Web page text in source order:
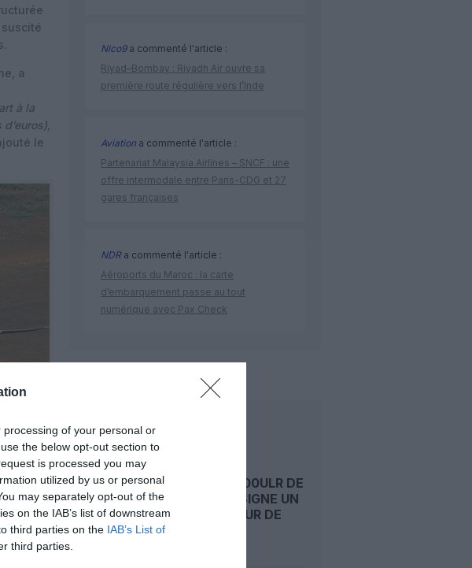
of your personal or
the below opt-out section to
is processed you may
utilized by us or personal
may separately opt-out of the
on the IAB’s list of downstream
third parties on the IAB’s List of
third parties.
a
à la
le
Nico9a commenté l'article :
Riyad–Bombay : Riyadh Air ouvre sa
première route régulière vers l’Inde
Aviation a commenté l'article :
Partenariat Malaysia Airlines – SNCF : une
offre intermodale entre Paris-CDG et 27
gares françaises
NDRa commenté l'article :
Aéroports du Maroc : la carte
d’embarquement passe au tout
numérique avec Pax Check
LIRE AUSSI
L’A350-1000ULR DE
QANTAS SIGNE UN
VOL RETOUR DE